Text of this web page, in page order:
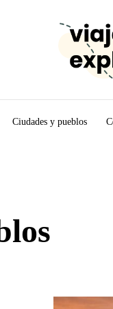
Ciudades y pueblos